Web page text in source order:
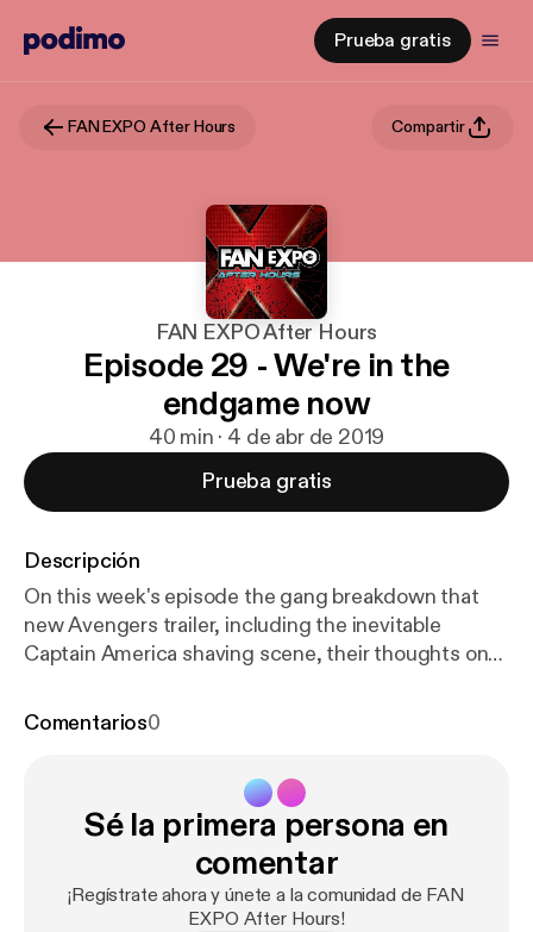
Prueba gratis
FAN EXPO After Hours Compartir
FAN EXPO After Hours
Episode 29 - We're in the
endgame now
40 min · 4 de abr de 2019
Prueba gratis
Descripción
On this week's episode the gang breakdown that
new Avengers trailer, including the inevitable
Captain America shaving scene, their thoughts on
Comentarios0
Sé la primera persona en
comentar
¡Regístrate ahora y únete a la comunidad de FAN
EXPO After Hours!